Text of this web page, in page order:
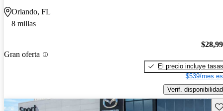
Orlando, FL
8 millas
Gran oferta
El precio incluye tasas
$539/mes
Verif. disponibilidad